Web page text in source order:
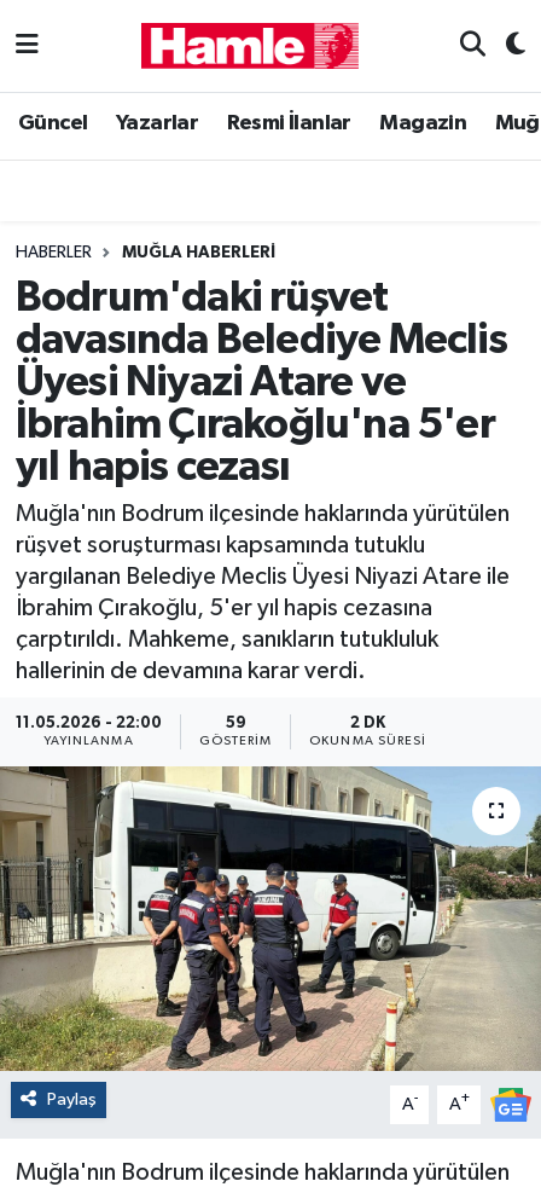
Güncel Yazarlar Resmi İlanlar Magazin
HABERLER MUĞLA HABERLERI
Bodrum'daki rüşvet
davasında Belediye Meclis
Üyesi Niyazi Atare ve
İbrahim Çırakoğlu'na 5'er
yıl hapis cezası
Muğla'nın Bodrum ilçesinde haklarında yürütülen
rüşvet soruşturması kapsamında tutuklu
yargılanan Belediye Meclis Üyesi Niyazi Atare ile
İbrahim Çırakoğlu, 5'er yıl hapis cezasına
çarptırıldı. Mahkeme, sanıkların tutukluluk
hallerinin de devamına karar verdi.
11.05.2026 - 22:00
YAYINLANMA
59
GÖSTERIM
2 DK
OKUNMA SÜRESI
Paylaş A- A+
Muğla'nın Bodrum ilçesinde haklarında yürütülen
Güncel
Magazin
Muğla Haber
Siyaset
Muğla Nöbetçi Eczaneler
Muğla Trafik Yoğunluk Haritası
Süper Lig Puan Durumu ve Fikstür
Tüm Manşetler
Son Dakika Haberleri
Haber Arşivi